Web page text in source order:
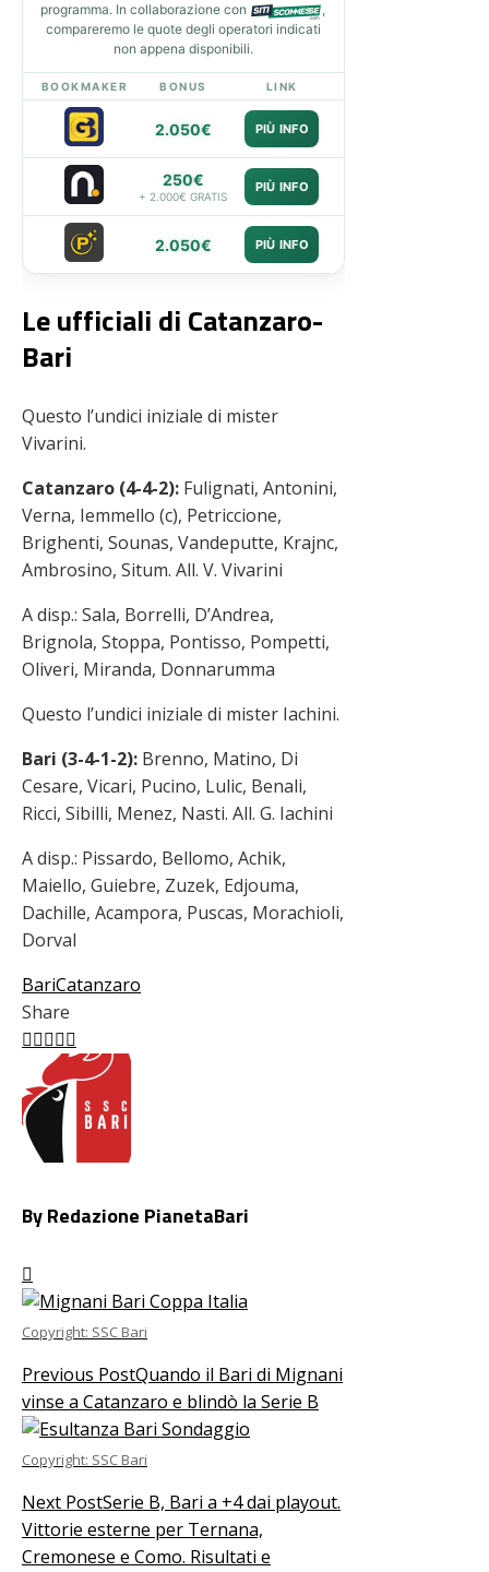
programma. In collaborazione con
,
compareremo le quote degli operatori indicati
non appena disponibili.
BOOKMAKER BONUS LINK
2.050€ PIÙ INFO
250€
+ 2.000€ GRATIS
PIÙ INFO
2.050€ PIÙ INFO
Le ufficiali di Catanzaro-
Bari
Questo l’undici iniziale di mister
Vivarini.
Catanzaro (4-4-2): Fulignati, Antonini,
Verna, Iemmello (c), Petriccione,
Brighenti, Sounas, Vandeputte, Krajnc,
Ambrosino, Situm. All. V. Vivarini
A disp.: Sala, Borrelli, D’Andrea,
Brignola, Stoppa, Pontisso, Pompetti,
Oliveri, Miranda, Donnarumma
Questo l’undici iniziale di mister Iachini.
Bari (3-4-1-2): Brenno, Matino, Di
Cesare, Vicari, Pucino, Lulic, Benali,
Ricci, Sibilli, Menez, Nasti. All. G. Iachini
A disp.: Pissardo, Bellomo, Achik,
Maiello, Guiebre, Zuzek, Edjouma,
Dachille, Acampora, Puscas, Morachioli,
Dorval
BariCatanzaro
Share
Facebook
Twitter
LinkedIn
Pinterest
Stumbleupon
By Redazione PianetaBari
Copyright: SSC Bari
Previous PostQuando il Bari di Mignani
vinse a Catanzaro e blindò la Serie B
Copyright: SSC Bari
Next PostSerie B, Bari a +4 dai playout.
Vittorie esterne per Ternana,
Cremonese e Como. Risultati e